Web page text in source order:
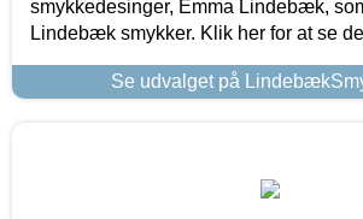
smykkedesinger, Emma Lindebæk,
Lindebæk smykker. Klik her for at se
Se udvalget på